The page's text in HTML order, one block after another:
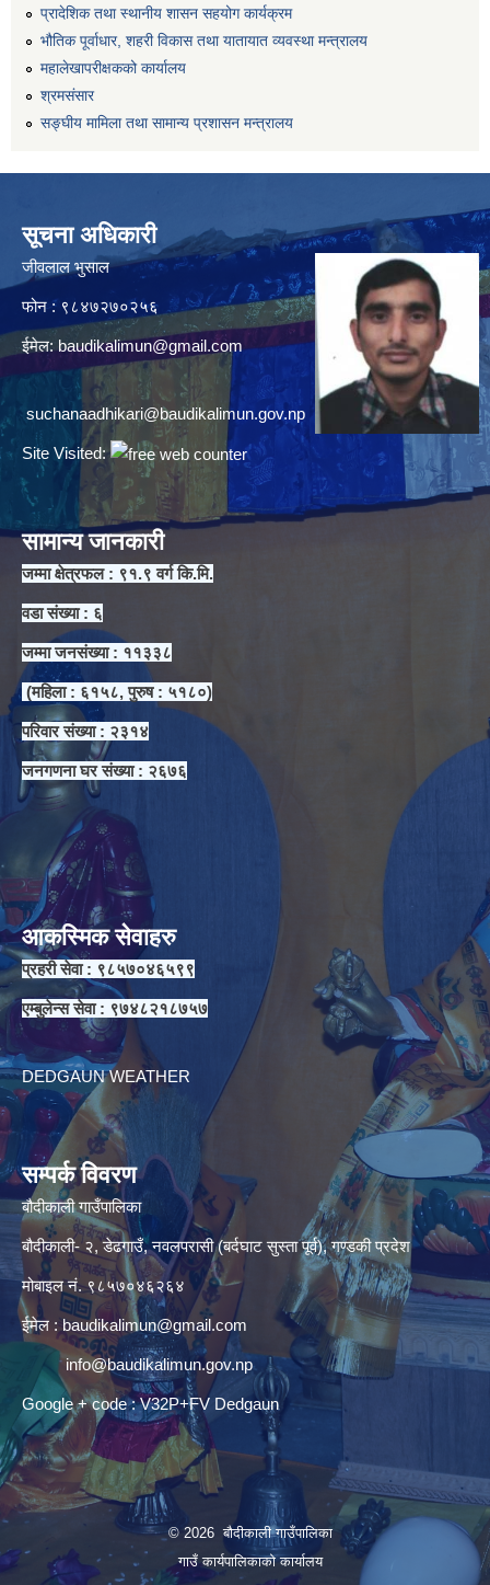
प्रादेशिक तथा स्थानीय शासन सहयोग कार्यक्रम
भौतिक पूर्वाधार, शहरी विकास तथा यातायात व्यवस्था मन्त्रालय
महालेखापरीक्षकको कार्यालय
श्रमसंसार
सङ्घीय मामिला तथा सामान्य प्रशासन मन्त्रालय
सूचना अधिकारी
जीवलाल भुसाल
फोन : ९८४७२७०२५६
ईमेल: baudikalimun@gmail.com
suchanaadhikari@baudikalimun.gov.np
Site Visited:
सामान्य जानकारी
जम्मा क्षेत्रफल : ९१.९ वर्ग कि.मि.
वडा संख्या : ६
जम्मा जनसंख्या : ११३३८
(महिला : ६१५८, पुरुष : ५१८०)
परिवार संख्या : २३१४
जनगणना घर संख्या : २६७६
आकस्मिक सेवाहरु
प्रहरी सेवा : ९८५७०४६५९९
एम्बुलेन्स सेवा : ९७४८२१८७५७
DEDGAUN WEATHER
सम्पर्क विवरण
बौदीकाली गाउँपालिका
बौदीकाली- २, डेढगाउँ, नवलपरासी (बर्दघाट सुस्ता पूर्व), गण्डकी प्रदेश
मोबाइल नं. ९८५७०४६२६४
ईमेल : baudikalimun@gmail.com
info@baudikalimun.gov.np
Google + code : V32P+FV Dedgaun
© 2026 बौदीकाली गाउँपालिका
गाउँ कार्यपालिकाको कार्यालय